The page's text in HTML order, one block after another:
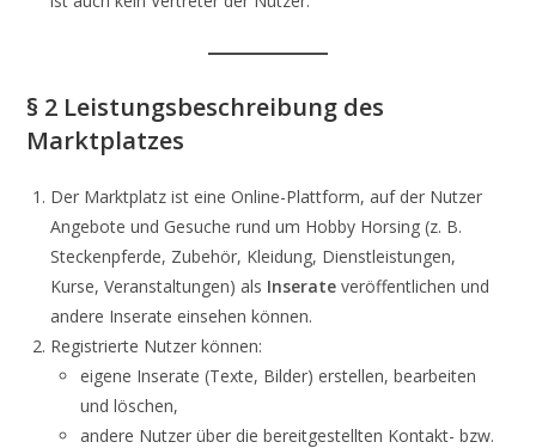
§ 2 Leistungsbeschreibung des
Marktplatzes
Der Marktplatz ist eine Online-Plattform, auf der Nutzer
Angebote und Gesuche rund um Hobby Horsing (z. B.
Steckenpferde, Zubehör, Kleidung, Dienstleistungen,
Kurse, Veranstaltungen) als Inserate veröffentlichen und
andere Inserate einsehen können.
Registrierte Nutzer können:
eigene Inserate (Texte, Bilder) erstellen, bearbeiten
und löschen,
andere Nutzer über die bereitgestellten Kontakt- bzw.